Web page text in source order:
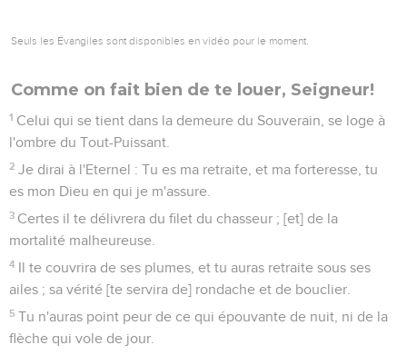
Seuls les Évangiles sont disponibles en vidéo pour le moment.
Comme on fait bien de te louer, Seigneur!
1 Celui qui se tient dans la demeure du Souverain, se loge à
l'ombre du Tout-Puissant.
2 Je dirai à l'Eternel : Tu es ma retraite, et ma forteresse, tu
es mon Dieu en qui je m'assure.
3 Certes il te délivrera du filet du chasseur ; [et] de la
mortalité malheureuse.
4 Il te couvrira de ses plumes, et tu auras retraite sous ses
ailes ; sa vérité [te servira de] rondache et de bouclier.
5 Tu n'auras point peur de ce qui épouvante de nuit, ni de la
flèche qui vole de jour.